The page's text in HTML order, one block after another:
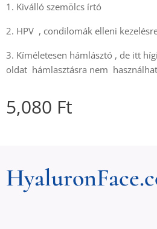
1. Kiválló szemölcs írtó
2. HPV , condilomák elleni
3. Kíméletesen hámlásztó , de itt
oldat hámlasztásra nem
5,080 Ft